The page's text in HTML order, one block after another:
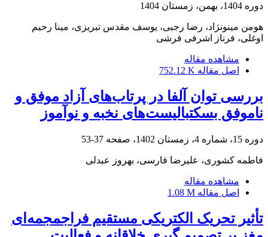
دوره 1404، بهمن، زمستان 1404
هومن مینونژاد، رضا رجبی، یوسف مقدس تبریزی، مینا رحیم
اوغلی، فرناز اشرفی فرشی
مشاهده مقاله
اصل مقاله 752.12 K
بررسی توان آلفا در پرتاب‌های آزاد موفق و
ناموفق بسکتبالیست‌های نخبه و نوآموز
دوره 15، شماره 4، زمستان 1402، صفحه 37-53
فاطمه کشوری، علیرضا فارسی، بهروز عبدلی
مشاهده مقاله
اصل مقاله 1.08 M
تأثیر تحریک الکتریکی مستقیم فراجمجمه‌ای